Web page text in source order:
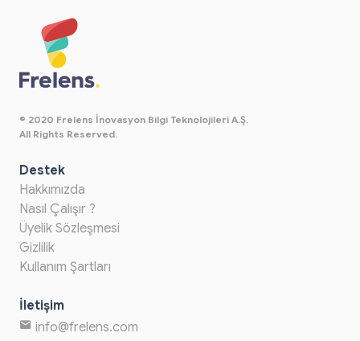
© 2020 Frelens İnovasyon Bilgi Teknolojileri A.Ş.
All Rights Reserved.
Destek
Hakkımızda
Nasıl Çalışır ?
Üyelik Sözleşmesi
Gizlilik
Kullanım Şartları
İletişim
info@frelens.com